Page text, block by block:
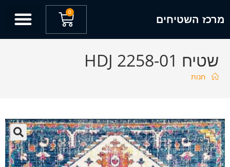
מרכז השטיחים
0
שטיח HDJ 2258-01
חנות
🔍